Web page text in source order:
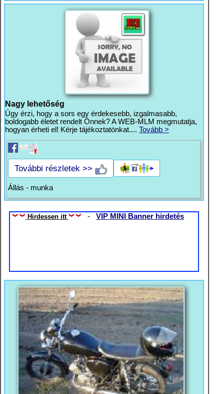
Nagy lehetőség
Úgy érzi, hogy a sors egy érdekesebb, izgalmasabb,
boldogabb életet rendelt Önnek? A WEB-MLM megmutatja,
hogyan érheti el! Kérje tájékoztatónkat.... Tovább >
További részletek >>
Állás - munka
Hirdessen itt -VIP MINI Banner hirdetés